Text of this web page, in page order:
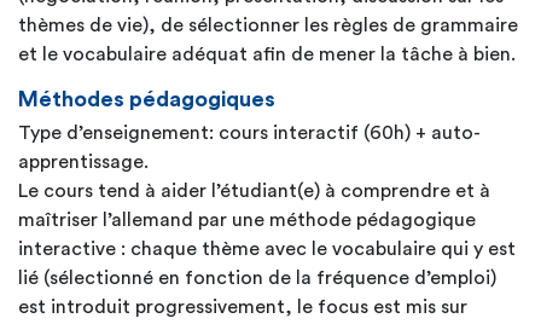
thèmes de vie), de sélectionner les règles de grammaire
et le vocabulaire adéquat afin de mener la tâche à bien.
Méthodes pédagogiques
Type d’enseignement: cours interactif (60h) + auto-
apprentissage.
Le cours tend à aider l’étudiant(e) à comprendre et à
maîtriser l’allemand par une méthode pédagogique
interactive : chaque thème avec le vocabulaire qui y est
lié (sélectionné en fonction de la fréquence d’emploi)
est introduit progressivement, le focus est mis sur